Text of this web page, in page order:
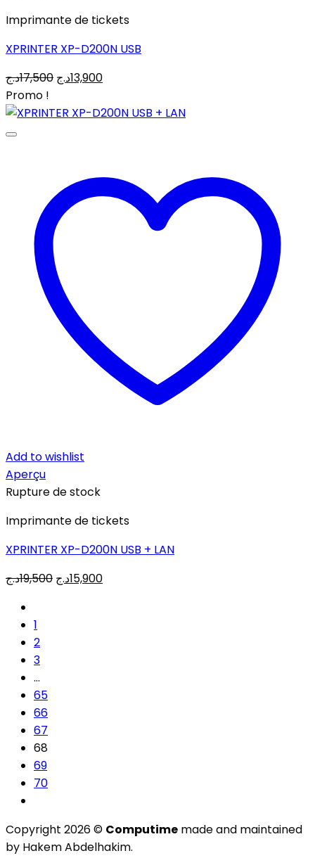
Imprimante de tickets
XPRINTER XP-D200N USB
17,500د.ج
Le
initial
13,900د.ج
Le
actuel
Promo !
Add to wishlist
Aperçu
Rupture de stock
Imprimante de tickets
XPRINTER XP-D200N USB + LAN
19,500د.ج
Le15,900د.ج
Le
1
2
3
…
65
66
67
68
69
70
Copyright 2026 © Computime made and maintained
by Hakem Abdelhakim.